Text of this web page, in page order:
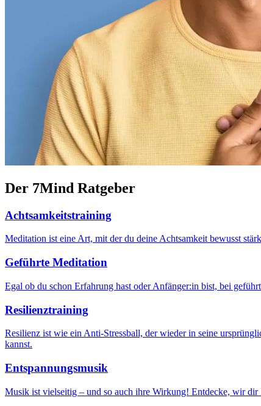
Der 7Mind Ratgeber
Achtsamkeitstraining
Meditation ist eine Art, mit der du deine Achtsamkeit bewusst
Geführte Meditation
Egal ob du schon Erfahrung hast oder Anfänger:in bist, bei
Resilienztraining
Resilienz ist wie ein Anti-Stressball, der wieder in seine
kannst.
Entspannungsmusik
Musik ist vielseitig – und so auch ihre Wirkung! Entdecke, wir dir